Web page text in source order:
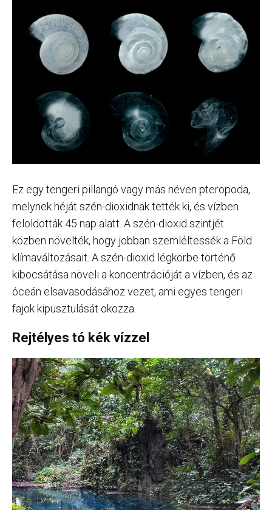
Ez egy tengeri pillangó vagy más néven pteropoda,
melynek héját szén-dioxidnak tették ki, és vízben
feloldották 45 nap alatt. A szén-dioxid szintjét
közben növelték, hogy jobban szemléltessék a Föld
klímaváltozásait. A szén-dioxid légkörbe történő
kibocsátása növeli a koncentrációját a vízben, és az
óceán elsavasodásához vezet, ami egyes tengeri
fajok kipusztulását okozza.
Rejtélyes tó kék vízzel